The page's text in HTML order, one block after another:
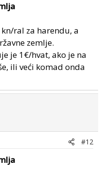
ral za harendu, a
zemlje.
je 1€/hvat, ako je na
ili veći komad onda
#12